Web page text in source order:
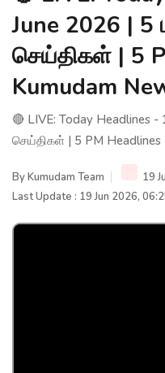
June 2026 | 5
செய்திகள் | 5
Kumudam
🔴 LIVE: Today Headlines
செய்திகள் | 5 PM Headlines
ByKumudam Team
19
Last Update : 19 Jun 2026,